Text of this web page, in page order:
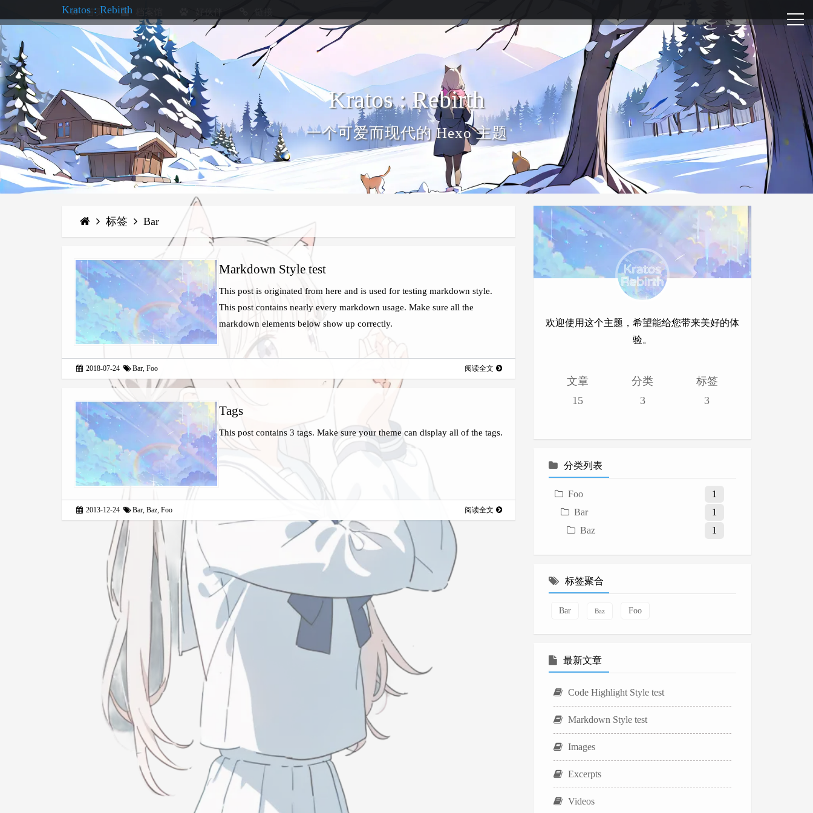
首页
Kratos : Rebirth
Kratos : Rebirth
一个可爱而现代的 Hexo 主题
标签 Bar
Markdown Style test
This post is originated from here and is used for testing markdown style.
This post contains nearly every markdown usage. Make sure all the
markdown elements below show up correctly.
2018-07-24 Bar,Foo 阅读全文
Tags
This post contains 3 tags. Make sure your theme can display all of the tags.
2013-12-24 Bar,Baz,Foo 阅读全文
欢迎使用这个主题，希望能给您带来美好的体
验。
文章
15
分类
3
标签
3
分类列表
Foo
1
Bar
1
Baz
1
标签聚合
Bar Baz Foo
最新文章
Code Highlight Style test
Markdown Style test
Images
Excerpts
Videos